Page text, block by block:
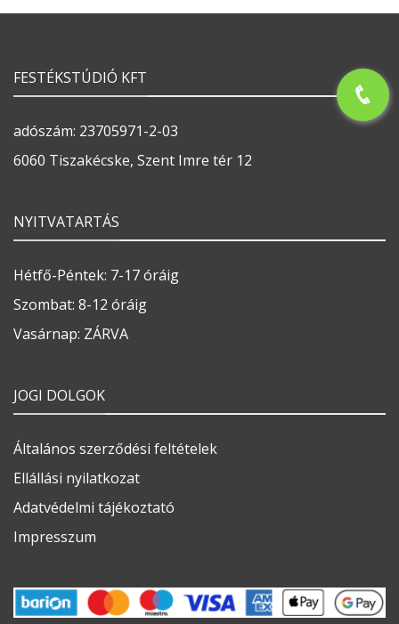
FESTÉKSTÚDIÓ KFT
adószám: 23705971-2-03
6060 Tiszakécske, Szent Imre tér 12
NYITVATARTÁS
Hétfő-Péntek: 7-17 óráig
Szombat: 8-12 óráig
Vasárnap: ZÁRVA
JOGI DOLGOK
Általános szerződési feltételek
Ellállási nyilatkozat
Adatvédelmi tájékoztató
Impresszum